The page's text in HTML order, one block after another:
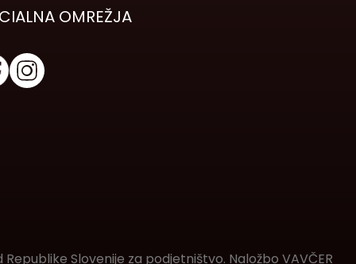
OMREŽJA
Slovenije za podjetništvo. Naložbo VAVČER